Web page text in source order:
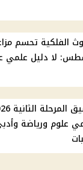
لا دليل علمي
علوم ورياضة